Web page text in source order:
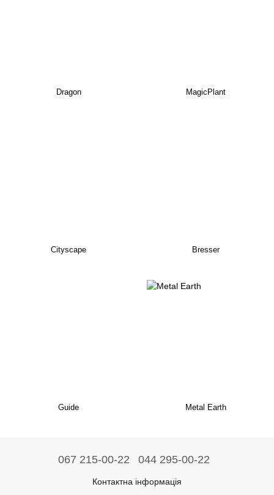
Dragon MagicPlant
Cityscape Bresser
Guide Metal Earth
067 215-00-22 044 295-00-22
Контактна інформація